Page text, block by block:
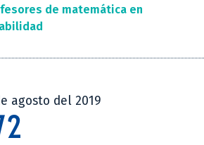
de matemática en
agosto del 2019